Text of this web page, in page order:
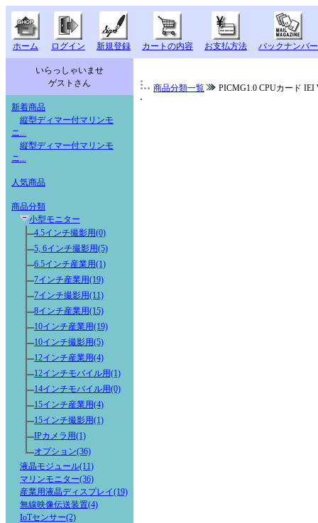
ホーム ログイン 新規登録 カートの内容 お支払方法 バックナンバー
いらっしゃいませ
ゲストさん
新着商品
縦型ディマー付マリンモ
ニ...
縦型ディマー付マリンモ
ニ...
人気商品
商品分類
小型モニター
4.5インチ撮影用(0)
5, 6インチ撮影用(5)
6.5インチ産業用(1)
7インチ産業用(19)
7インチ撮影用(11)
8インチ産業用(15)
10インチ産業用(19)
10インチ撮影用(5)
12インチ産業用(4)
12インチモバイル用(1)
14インチモバイル用(0)
15インチ産業用(4)
15インチ撮影用(1)
IPカメラ用(1)
オプション(36)
液晶モジュール(11)
マリンモニター(36)
産業用液晶ディスプレイ(19)
無線映像伝送装置(4)
IoTセンサー(2)
商品分類一覧 PICMG1.0 CPUカード IEI